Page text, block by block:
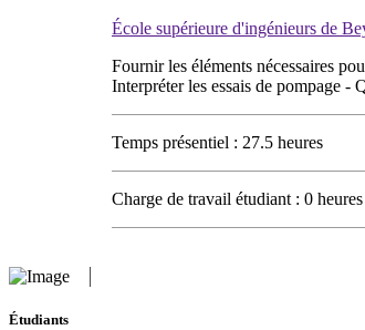
École supérieure d'ingénieurs de
Fournir les éléments nécessaires
Interpréter les essais de pompage
Temps présentiel : 27.5 heures
Charge de travail étudiant : 0 heures
Étudiants